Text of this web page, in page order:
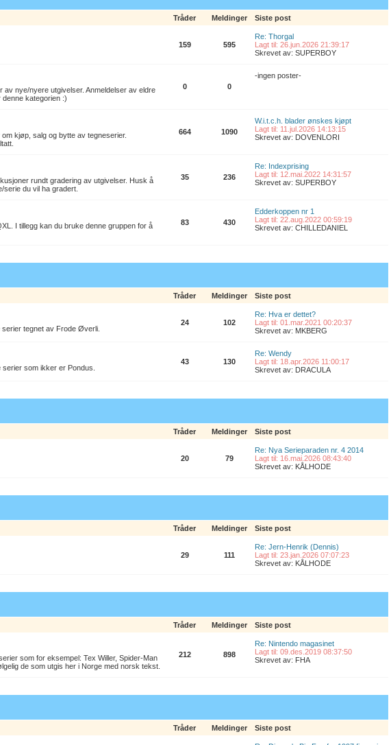
Tråder Meldinger Siste post
159 595
Re: Thorgal
Lagt til: 26.jun.2026 21:39:17
Skrevet av: SUPERBOY
av nye/nyere utgivelser. Anmeldelser av eldre
kategorien :)
0 0
-ingen poster-
kjøp, salg og bytte av tegneserier.
664 1090
W.i.t.c.h. blader ønskes kjøpt
Lagt til: 11.jul.2026 14:13:15
Skrevet av: DOVENLORI
rundt gradering av utgivelser. Husk å
du vil ha gradert.
35 236
Re: Indexprising
Lagt til: 12.mai.2022 14:31:57
Skrevet av: SUPERBOY
I tillegg kan du bruke denne gruppen for å
83 430
Edderkoppen nr 1
Lagt til: 22.aug.2022 00:59:19
Skrevet av: CHILLEDANIEL
Tråder Meldinger Siste post
tegnet av Frode Øverli.
24 102
Re: Hva er dettet?
Lagt til: 01.mar.2021 00:20:37
Skrevet av: MKBERG
som ikker er Pondus.
43 130
Re: Wendy
Lagt til: 18.apr.2026 11:00:17
Skrevet av: DRACULA
Tråder Meldinger Siste post
20 79
Re: Nya Serieparaden nr. 4 2014
Lagt til: 16.mai.2026 08:43:40
Skrevet av: KÅLHODE
Tråder Meldinger Siste post
29 111
Re: Jern-Henrik (Dennis)
Lagt til: 23.jan.2026 07:07:23
Skrevet av: KÅLHODE
Tråder Meldinger Siste post
som for eksempel: Tex Willer, Spider-Man
de som utgis her i Norge med norsk tekst.
212 898
Re: Nintendo magasinet
Lagt til: 09.des.2019 08:37:50
Skrevet av: FHA
Tråder Meldinger Siste post